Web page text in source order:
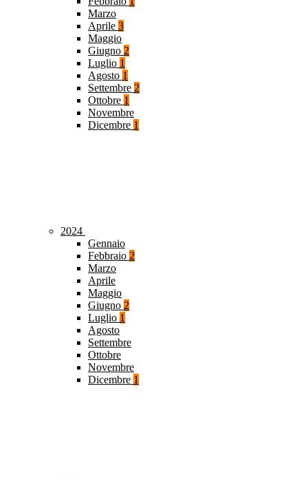
Marzo
Aprile 3
Maggio
Giugno 2
Luglio 1
Agosto 1
Settembre 2
Ottobre 1
Novembre
Dicembre 1
2024
Gennaio
Febbraio 2
Marzo
Aprile
Maggio
Giugno 2
Luglio 1
Agosto
Settembre
Ottobre
Novembre
Dicembre 1